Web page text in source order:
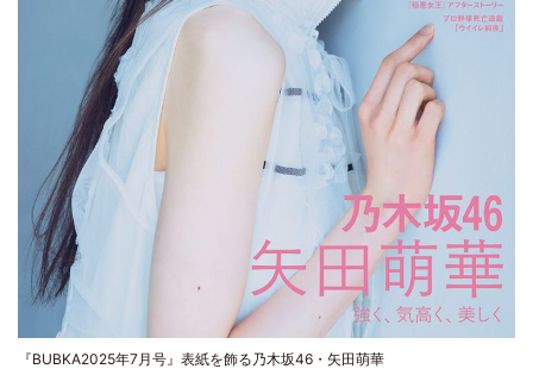
『BUBKA2025年7月号』表紙を飾る乃木坂46・矢田萌華